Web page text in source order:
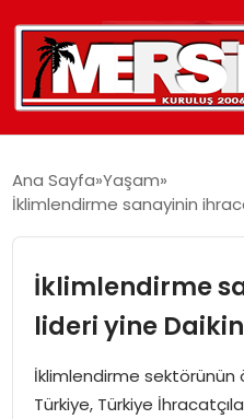
GÜNCEL
SAĞLIK
EĞITIM
Ana Sayfa Yaşam
İklimlendirme sanayinin
İklimlendirme
lideri yine
İklimlendirme sektörünün
Türkiye, Türkiye